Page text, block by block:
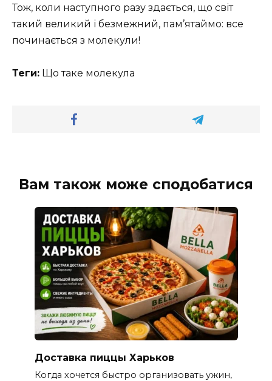
Тож, коли наступного разу здається, що світ
такий великий і безмежний, пам’ятаймо: все
починається з молекули!
Теги: Що таке молекула
Вам також може сподобатися
Доставка пиццы Харьков
Когда хочется быстро организовать ужин,